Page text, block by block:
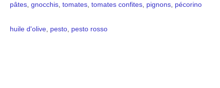
pâtes gnocchis tomates tomates confites pignons pécorino
huile d'olive pesto pesto rosso